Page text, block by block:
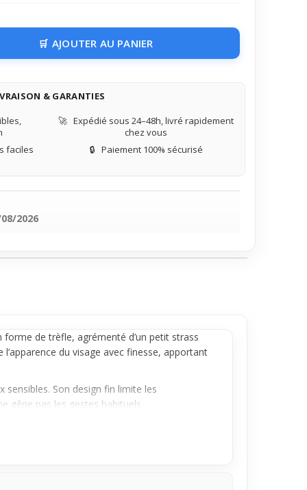
AJOUTER AU PANIER
& GARANTIES
🚀 Expédié sous 24–48h, livré rapidement
chez vous
faciles
🔒 Paiement 100% sécurisé
2026
de trèfle, agrémenté d’un petit strass
du visage avec finesse, apportant
Son design fin limite les
gêne pas les gestes habituels.
choix simple pour celles et ceux qui